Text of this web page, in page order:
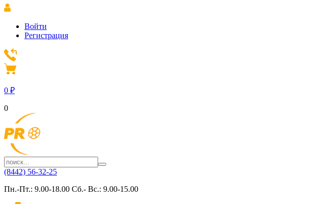
Войти
Регистрация
0 ₽
0
(8442) 56-32-25
Пн.-Пт.: 9.00-18.00 Сб.- Вс.: 9.00-15.00